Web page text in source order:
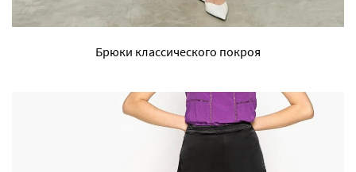
Брюки классического покроя